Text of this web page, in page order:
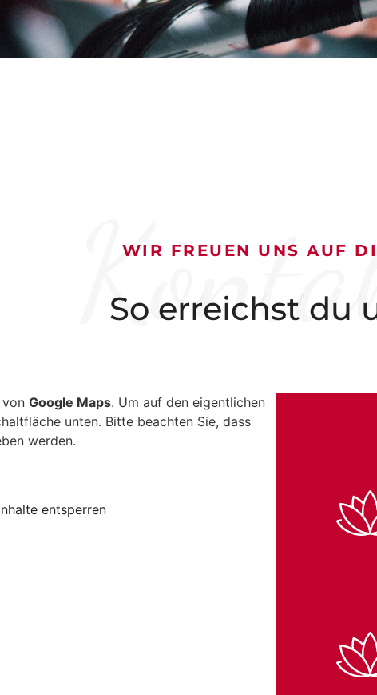
WIR FREUEN UNS AUF
So erreichst du
von Google Maps. Um auf den eigentlichen
unten. Bitte beachten Sie, dass
werden.
entsperren